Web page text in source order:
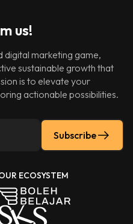
us!
digital marketing game,
sustainable growth that
is to elevate your
actionable possibilities.
Subscribe
ECOSYSTEM